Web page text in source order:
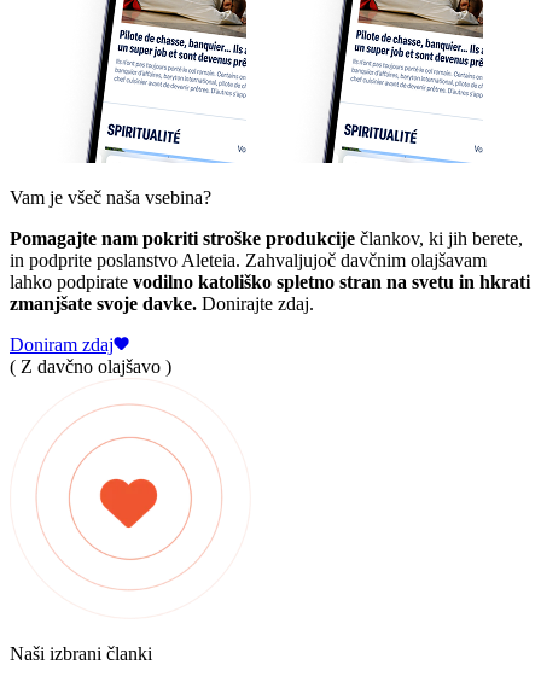
Vam je všeč naša vsebina?
Pomagajte nam pokriti stroške produkcije člankov, ki jih berete,
in podprite poslanstvo Aleteia. Zahvaljujoč davčnim olajšavam
lahko podpirate vodilno katoliško spletno stran na svetu in hkrati
zmanjšate svoje davke. Donirajte zdaj.
Doniram zdaj
( Z davčno olajšavo )
Naši izbrani članki